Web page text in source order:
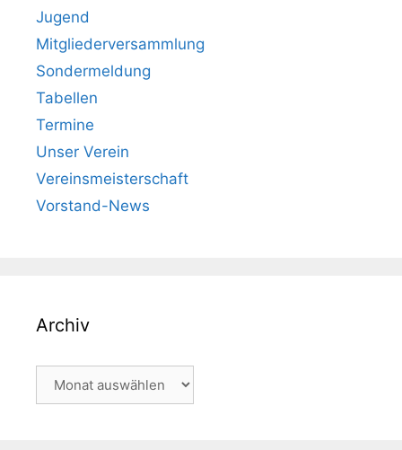
Jugend
Mitgliederversammlung
Sondermeldung
Tabellen
Termine
Unser Verein
Vereinsmeisterschaft
Vorstand-News
Archiv